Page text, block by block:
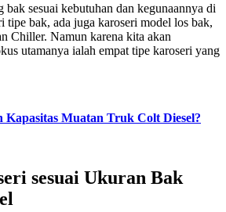
bak sesuai kebutuhan dan kegunaannya di
tipe bak, ada juga karoseri model los bak,
Chiller. Namun karena kita akan
utamanya ialah empat tipe karoseri yang
Kapasitas Muatan Truk Colt Diesel?
sesuai Ukuran Bak